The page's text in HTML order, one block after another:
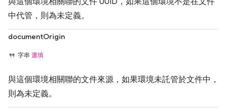
中代管，則為未定義。
documentOrigin
字串 選填
與這個環境相關聯的文件來源，如果環境未託管於文件中，
則為未定義。